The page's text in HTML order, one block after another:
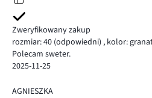
Zweryfikowany zakup
rozmiar: 40 (odpowiedni) , kolor:
Polecam sweter.
2025-11-25
5
AGNIESZKA